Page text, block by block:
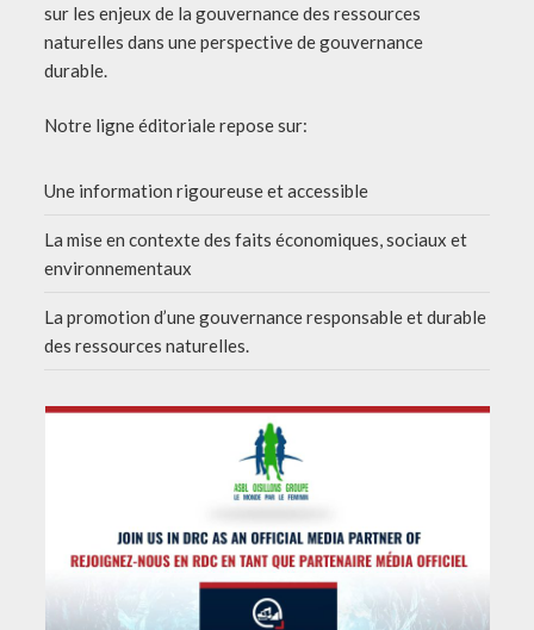
sur les enjeux de la gouvernance des ressources
naturelles dans une perspective de gouvernance
durable.
Notre ligne éditoriale repose sur:
Une information rigoureuse et accessible
La mise en contexte des faits économiques, sociaux et
environnementaux
La promotion d’une gouvernance responsable et durable
des ressources naturelles.